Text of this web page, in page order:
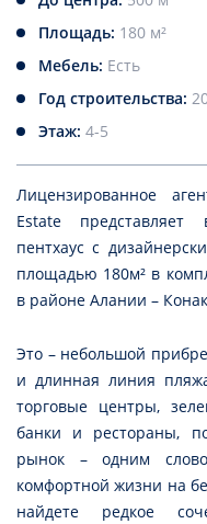
Площадь: 180 м²
Мебель: Есть
Год строительства:
Этаж: 4-5
Лицензированное
Estate
пентхаус с
площадью 180м² в
в районе Алании –
Это – небольшой
и длинная линия
торговые центры,
банки и рестораны,
рынок – одним
комфортной жизни на
найдете редкое